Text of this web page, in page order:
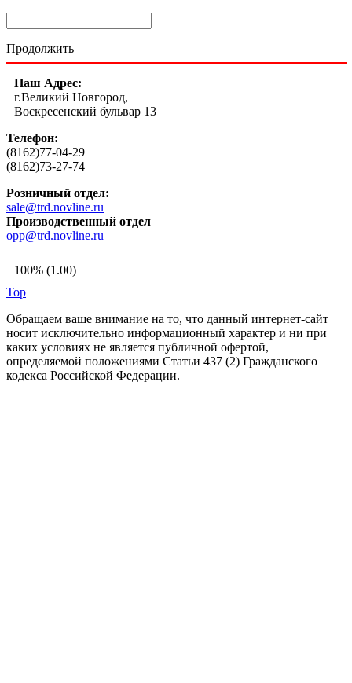
Продолжить
Наш Адрес:
г.Великий Новгород,
Воскресенский бульвар 13
Телефон:
(8162)77-04-29
(8162)73-27-74
Розничный отдел:
sale@trd.novline.ru
Производственный отдел
opp@trd.novline.ru
100% (1.00)
Top
Обращаем ваше внимание на то, что данный интернет-сайт
носит исключительно информационный характер и ни при
каких условиях не является публичной офертой,
определяемой положениями Статьи 437 (2) Гражданского
кодекса Российской Федерации.